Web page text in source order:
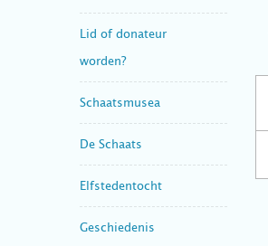
Lid of donateur
worden?
Schaatsmusea
De Schaats
Elfstedentocht
Geschiedenis